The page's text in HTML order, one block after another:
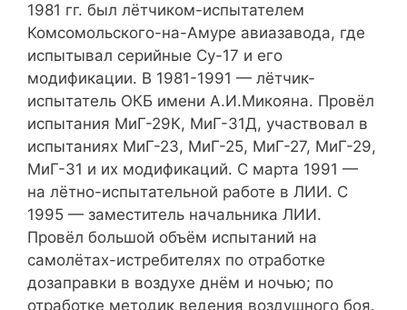
1981 гг. был лётчиком-испытателем
Комсомольского-на-Амуре авиазавода, где
испытывал серийные Су-17 и его
модификации. В 1981-1991 — лётчик-
испытатель ОКБ имени А.И.Микояна. Провёл
испытания МиГ-29К, МиГ-31Д, участвовал в
испытаниях МиГ-23, МиГ-25, МиГ-27, МиГ-29,
МиГ-31 и их модификаций. С марта 1991 —
на лётно-испытательной работе в ЛИИ. С
1995 — заместитель начальника ЛИИ.
Провёл большой объём испытаний на
самолётах-истребителях по отработке
дозаправки в воздухе днём и ночью; по
отработке методик ведения воздушного боя.